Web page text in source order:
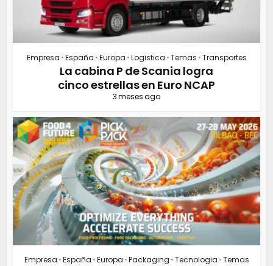
Empresa •España •Europa •Logistica •Temas •Transportes
La cabina P de Scania logra
cinco estrellas en Euro NCAP
3 meses ago
Empresa •España •Europa •Packaging •Tecnologia •Temas